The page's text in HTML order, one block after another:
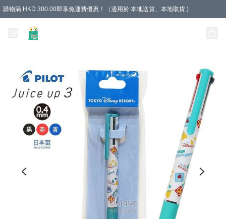
購物滿 HKD 300.00即享免運費優惠！（適用於 本地送貨、本地取貨 )